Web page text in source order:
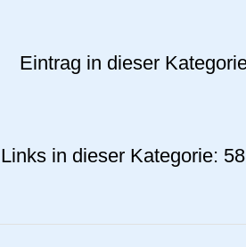
Eintrag in dieser
Links in dieser Kategorie: 58